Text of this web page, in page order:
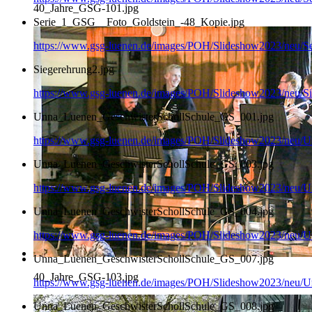
40_Jahre_GSG-101.jpg
40_Jahre_GSG-103.jpg
Serie_1_GSG__Foto_Goldstein_-48_Kopie.jpg
https://www.gsg-luenen.de/images/POH/Slideshow2023/neu/
Siegerehrung2.jpg
https://www.gsg-luenen.de/images/POH/Slideshow2023/neu/
Unna_Luenen_GeschwisterSchollSchule_GS_001.jpg
https://www.gsg-luenen.de/images/POH/Slideshow2023/neu/
Unna_Luenen_GeschwisterSchollSchule_GS_003.jpg
https://www.gsg-luenen.de/images/POH/Slideshow2023/neu/
Unna_Luenen_GeschwisterSchollSchule_GS_004.jpg
https://www.gsg-luenen.de/images/POH/Slideshow2023/neu/
Unna_Luenen_GeschwisterSchollSchule_GS_007.jpg
https://www.gsg-luenen.de/images/POH/Slideshow2023/neu/
Unna_Luenen_GeschwisterSchollSchule_GS_008.jpg